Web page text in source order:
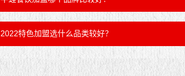
2022特色加盟选什么品类较好？